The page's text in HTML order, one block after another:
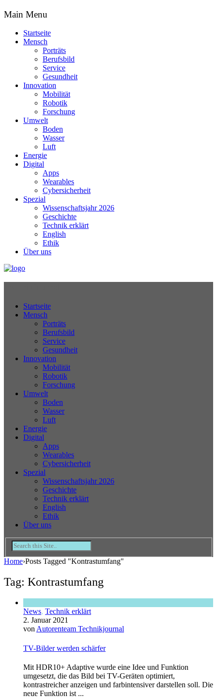
Main Menu
Startseite
Mensch
Porträts
Berufsbild
Service
Gesundheit
Innovation
Mobilität
Robotik
Forschung
Umwelt
Boden
Wasser
Luft
Energie
Digital
Apps
Wearables
Cybersicherheit
Spezial
Wissenschaftsjahr 2026
Geschichte
Technik erklärt
English
Ethik
Über uns
Startseite
Mensch
Porträts
Berufsbild
Service
Gesundheit
Innovation
Mobilität
Robotik
Forschung
Umwelt
Boden
Wasser
Luft
Energie
Digital
Apps
Wearables
Cybersicherheit
Spezial
Wissenschaftsjahr 2026
Geschichte
Technik erklärt
English
Ethik
Über uns
Home›Posts Tagged "Kontrastumfang"
Tag: Kontrastumfang
News, Technik erklärt
2. Januar 2021
von Autorenteam Technikjournal
TV-Bilder werden schärfer
Mit HDR10+ Adaptive wurde eine Idee und Funktion
umgesetzt, die das Bild bei TV-Geräten optimiert,
kontrastreicher anzeigen und farbintensiver darstellen soll. Die
neue Funktion ist ...